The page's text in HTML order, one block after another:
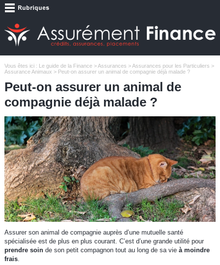
Vous êtes ici : Le guide de la Finance>Assurances >Assurances pour les Particuliers >
Assurance Animaux > Peut-on assurer un animal de compagnie déjà malade ?
Peut-on assurer un animal de
compagnie déjà malade ?
Assurer son animal de compagnie auprès d’une mutuelle santé
spécialisée est de plus en plus courant. C’est d’une grande utilité pour
prendre soinde son petit compagnon tout au long de sa vie à moindre
frais.